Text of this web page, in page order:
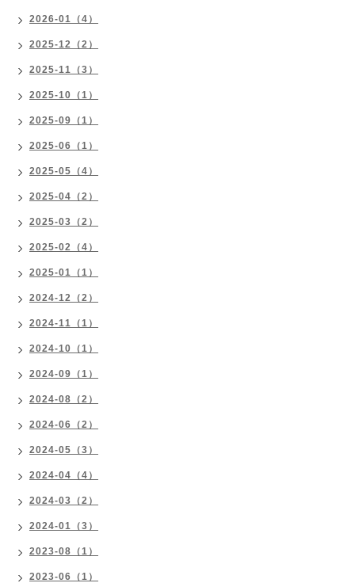
2026-01（4）
2025-12（2）
2025-11（3）
2025-10（1）
2025-09（1）
2025-06（1）
2025-05（4）
2025-04（2）
2025-03（2）
2025-02（4）
2025-01（1）
2024-12（2）
2024-11（1）
2024-10（1）
2024-09（1）
2024-08（2）
2024-06（2）
2024-05（3）
2024-04（4）
2024-03（2）
2024-01（3）
2023-08（1）
2023-06（1）